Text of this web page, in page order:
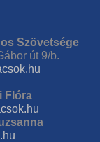
Szövetsége
út 9/b.
Flóra